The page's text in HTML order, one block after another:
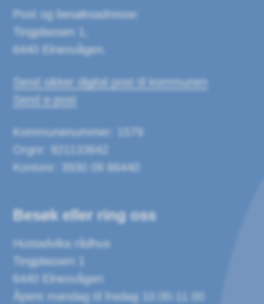
Post og besøksadresse:
Tingplassen 1,
6440 Elnesvågen.
Send sikker digital post til kommunen
Send e-post
Kommunenummer: 1579
Orgnr: 921133642
Kontonr: 3930 09 86440
Besøk eller ring oss
Hustadvika rådhus
Tingplassen 1
6440 Elnesvågen
Åpent mandag til fredag 10.00-11.00